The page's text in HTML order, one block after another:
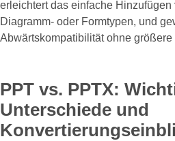
erleichtert das einfache
Diagramm- oder Formtypen, und
Abwärtskompatibilität ohne
PPT vs. PPTX:
Unterschiede und